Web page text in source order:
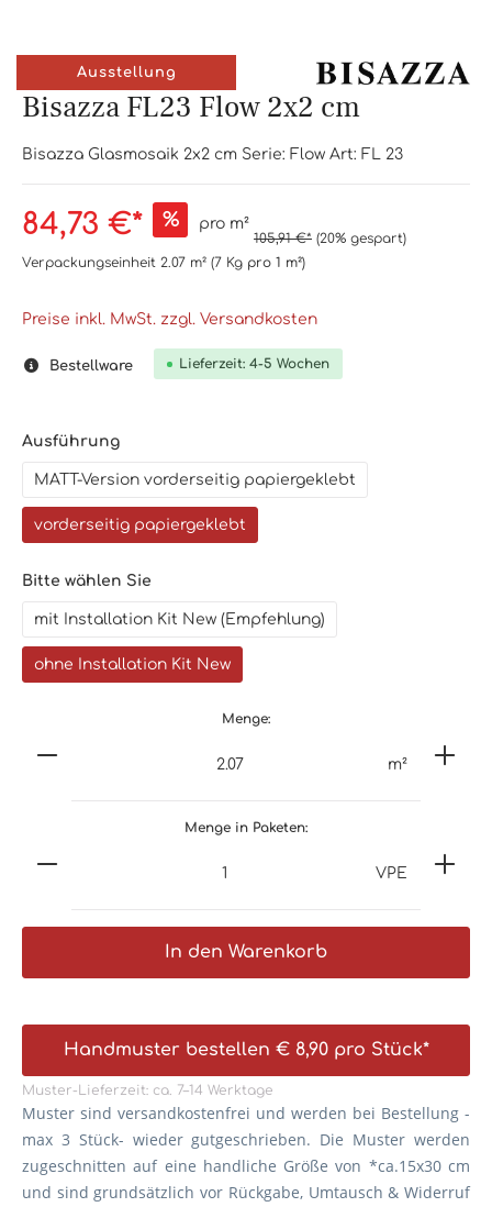
Ausstellung
Bisazza FL23 Flow 2x2 cm
Bisazza Glasmosaik 2x2 cm Serie: Flow Art: FL 23
84,73 €* % pro m²
105,91 €* (20% gespart)
Verpackungseinheit 2.07 m² (7 Kg pro 1 m²)
Preise inkl. MwSt. zzgl. Versandkosten
Bestellware Lieferzeit: 4-5 Wochen
Ausführung
MATT-Version vorderseitig papiergeklebt
vorderseitig papiergeklebt
Bitte wählen Sie
mit Installation Kit New (Empfehlung)
ohne Installation Kit New
Menge:
m²
Menge in Paketen:
VPE
In den Warenkorb
Handmuster bestellen € 8,90 pro Stück*
Muster-Lieferzeit: ca. 7–14 Werktage
Muster sind versandkostenfrei und werden bei Bestellung -
max 3 Stück- wieder gutgeschrieben. Die Muster werden
zugeschnitten auf eine handliche Größe von *ca.15x30 cm
und sind grundsätzlich vor Rückgabe, Umtausch & Widerruf